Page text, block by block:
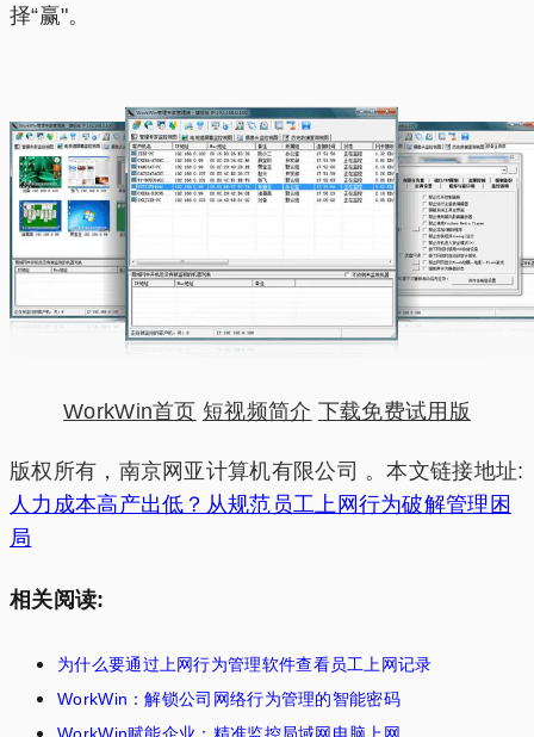
择“赢"。
WorkWin首页 短视频简介 下载免费试用版
版权所有，南京网亚计算机有限公司 。本文链接地址:
人力成本高产出低？从规范员工上网行为破解管理困
局
相关阅读:
为什么要通过上网行为管理软件查看员工上网记录
WorkWin：解锁公司网络行为管理的智能密码